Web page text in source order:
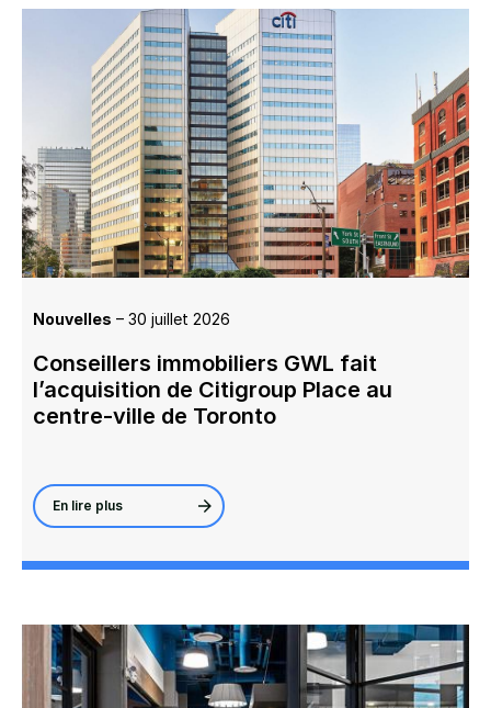
Conseillers immobiliers GWL fait
l’acquisition de Citigroup Place au
centre-ville de Toronto
Nouvelles – 30 juillet 2026
En lire plus